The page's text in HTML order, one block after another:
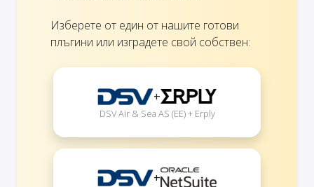
Изберете от един от нашите готови
плъгини или изградете свой собствен:
+
DSV Air & Sea AS (EE) + Erply
+